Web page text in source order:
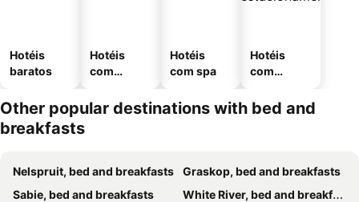
Hotéis
baratos
Hotéis
com
Hotéis
com spa
Hotéis
com
mento
Other popular destinations with bed and
breakfasts
Nelspruit, bed and breakfasts
Graskop, bed and breakfasts
Sabie, bed and breakfasts
White River, bed and breakfasts